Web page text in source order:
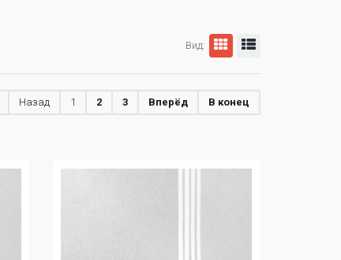
Вид:
Назад 1 2 3 Вперёд В конец